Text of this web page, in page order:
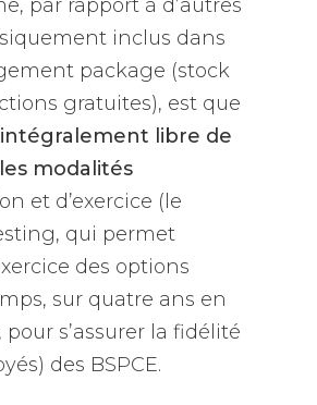
par rapport à d’autres
inclus dans
package (stock
gratuites), est que
intégralement libre de
modalités
et d’exercice (le
qui permet
des options
sur quatre ans en
s’assurer la fidélité
des BSPCE.